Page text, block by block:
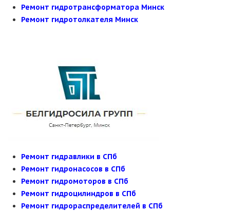
Ремонт гидротрансформатора Минск
Ремонт гидротолкателя Минск
Ремонт гидравлики в СПб
Ремонт гидронасосов в СПб
Ремонт гидромоторов в СПб
Ремонт гидроцилиндров в СПб
Ремонт гидрораспределителей в СПб